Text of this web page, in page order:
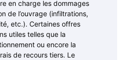
en charge les dommages
de l’ouvrage (infiltrations,
etc.). Certaines offres
utiles telles que la
ou encore la
de recours tiers. Le